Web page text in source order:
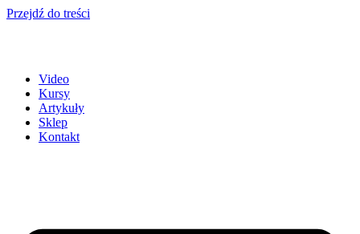
Przejdź do treści
Video
Kursy
Artykuły
Sklep
Kontakt